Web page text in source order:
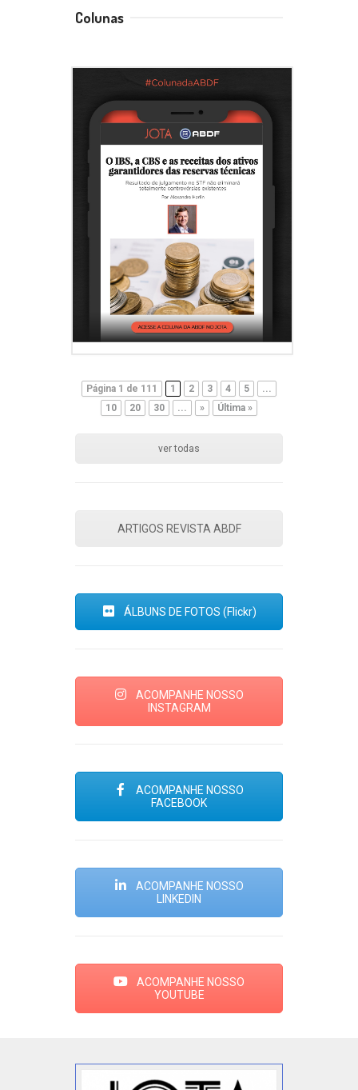
Colunas
Página 1 de 111 1 2 3 4 5
...
10
20 30 ... » Última »
ver todas
ARTIGOS REVISTA ABDF
ÁLBUNS DE FOTOS (Flickr)
ACOMPANHE NOSSO
INSTAGRAM
ACOMPANHE NOSSO
FACEBOOK
ACOMPANHE NOSSO
LINKEDIN
ACOMPANHE NOSSO
YOUTUBE